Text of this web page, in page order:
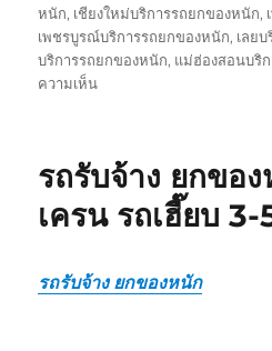
หนัก, เชียงใหม่บริการรถยกของหนัก,
เพชรบูรณ์บริการรถยกของหนัก, เลย
บริการรถยกของหนัก, แม่ฮ่องสอนบริ
ความเห็นบน
ของ
10ล้อ
เครน
รถรับจ้าง ยกขอ
เครน รถเฮี๊ยบ
รถรับจ้าง ยกของหนัก